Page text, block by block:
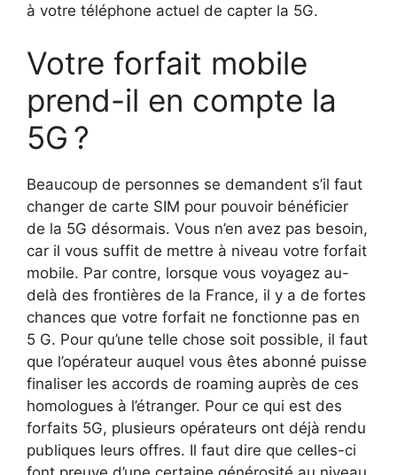
à votre téléphone actuel de capter la 5G.
Votre forfait mobile
prend-il en compte la
5G ?
Beaucoup de personnes se demandent s’il faut
changer de carte SIM pour pouvoir bénéficier
de la 5G désormais. Vous n’en avez pas besoin,
car il vous suffit de mettre à niveau votre forfait
mobile. Par contre, lorsque vous voyagez au-
delà des frontières de la France, il y a de fortes
chances que votre forfait ne fonctionne pas en
5 G. Pour qu’une telle chose soit possible, il faut
que l’opérateur auquel vous êtes abonné puisse
finaliser les accords de roaming auprès de ces
homologues à l’étranger. Pour ce qui est des
forfaits 5G, plusieurs opérateurs ont déjà rendu
publiques leurs offres. Il faut dire que celles-ci